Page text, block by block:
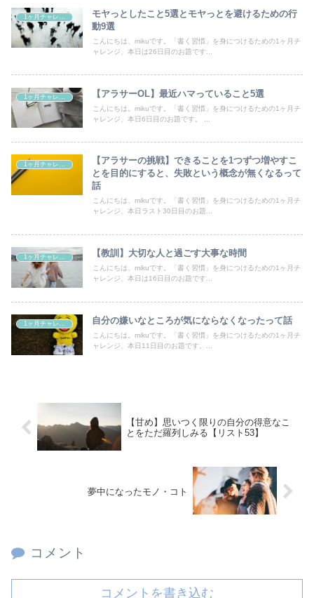
モヤっとしたこと5選とモヤっとを避けるための行
動9選
こんにちは、mikuです。「書く習慣」を身につけるための1ヶ月チ
ャレンジ、本日は26日目のお題です...
【アラサーOL】最近ハマっていること5選
こんにちは。mikuです。「書く習慣」を身につけるための1ヶ月チ
ャレンジ、本日6日目のお題です。 ...
【アラサーの挑戦】できることを1つずつ増やすこ
とを目的にすると、失敗という概念が無くなるって
話
こんにちは、mikuです。「書く習慣」を身につけるための1ヶ月チ
ャレンジ、本日ラスト30日目のお題...
【教訓】大切な人と過ごす大事な時間
こんにちは、mikuです。「書く習慣」を身につけるための1ヶ月チ
ャレンジ、本日は16日目のお題です...
1ヶ月チャレンジ 自分の嫌いなところが気にならなくなったって話
こんにちは。mikuです。「書く習慣」を身につけるための1ヶ月チ
ャレンジ、本日11日目のお題です。...
【甘め】思いつく限りの自分の得意なこ
とをただ羅列しみる【リスト53】
夢中になったモノ・コト
コメント
コメントを書き込む